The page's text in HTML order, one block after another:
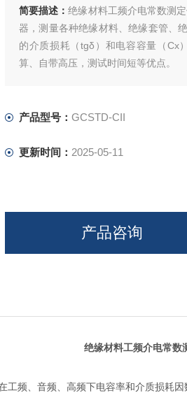
简要描述：绝缘材料工频介电常数测
器，测量各种绝缘材料、绝缘套管、
的介质损耗（tgδ）和电容容量（Cx
算、自带高压，测试时间短等优点。
产品型号： GCSTD-CII
更新时间： 2025-05-11
产品咨询
绝缘材料工频介电常数
工频、音频、高频下电容率和介质损耗因